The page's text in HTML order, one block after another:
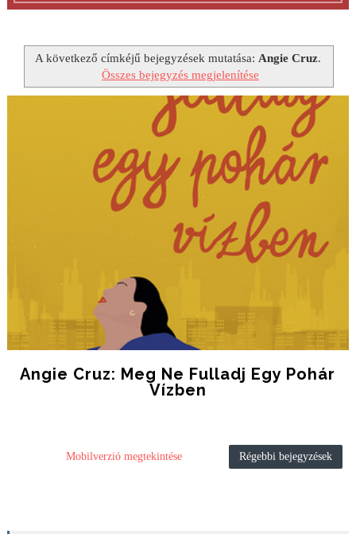
A következő címkéjű bejegyzések mutatása: Angie Cruz.
Összes bejegyzés megjelenítése
Angie Cruz: Meg ​ne Fulladj Egy Pohár
Vízben
Régebbi bejegyzések
Mobilverzió megtekintése